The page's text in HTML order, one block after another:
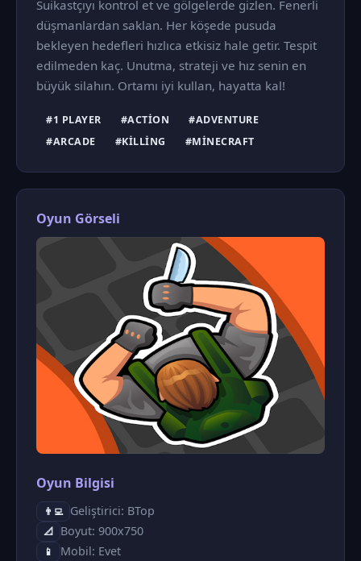
Suikastçıyı kontrol et ve gölgelerde gizlen. Fenerli
düşmanlardan saklan. Her köşede pusuda
bekleyen hedefleri hızlıca etkisiz hale getir. Tespit
edilmeden kaç. Unutma, strateji ve hız senin en
büyük silahın. Ortamı iyi kullan, hayatta kal!
#1 PLAYER #ACTION
#ADVENTURE
#ARCADE
#KILLING #MINECRAFT
Oyun Görseli
Oyun Bilgisi
👨‍💻 Geliştirici: ΒTop
📐 Boyut: 900x750
📱 Mobil: Evet